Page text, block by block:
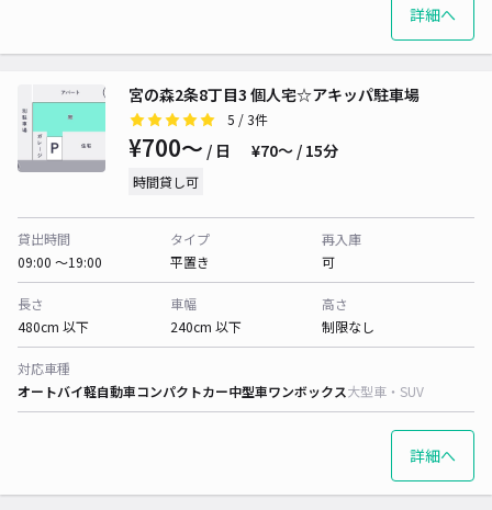
詳細へ
宮の森2条8丁目3 個人宅☆アキッパ駐車場
5 / 3件
¥700〜 / 日 ¥70〜 / 15分
時間貸し可
貸出時間
09:00 〜19:00
タイプ
平置き
再入庫
可
長さ
480cm 以下
車幅
240cm 以下
高さ
制限なし
対応車種
オートバイ軽自動車コンパクトカー中型車ワンボックス大型車・SUV
詳細へ